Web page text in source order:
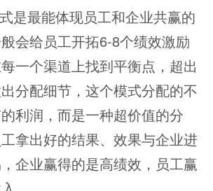
是最能体现员工和企业共赢的
会给员工开拓6-8个绩效激励
一个渠道上找到平衡点，超出
分配细节，这个模式分配的不
利润，而是一种超价值的分
拿出好的结果、效果与企业进
企业赢得的是高绩效，员工赢